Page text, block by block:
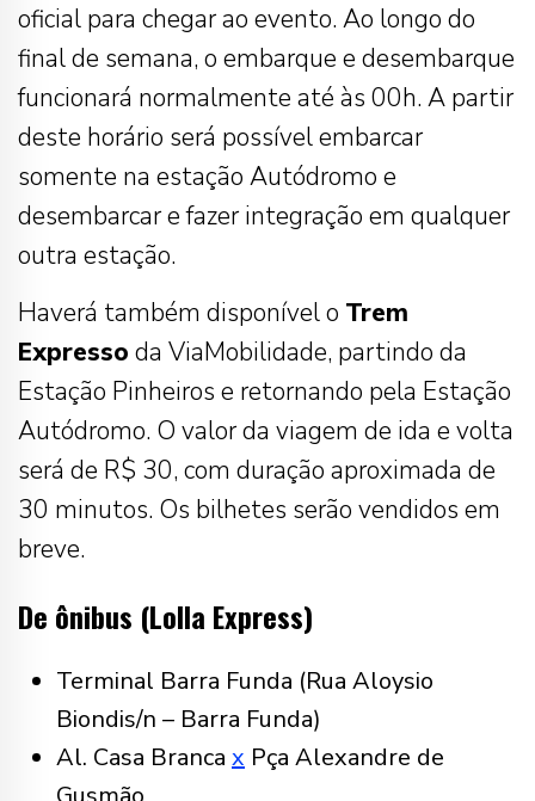
oficial para chegar ao evento. Ao longo do
final de semana, o embarque e desembarque
funcionará normalmente até às 00h. A partir
deste horário será possível embarcar
somente na estação Autódromo e
desembarcar e fazer integração em qualquer
outra estação.
Haverá também disponível o Trem
Expresso da ViaMobilidade, partindo da
Estação Pinheiros e retornando pela Estação
Autódromo. O valor da viagem de ida e volta
será de R$ 30, com duração aproximada de
30 minutos. Os bilhetes serão vendidos em
breve.
De ônibus (Lolla Express)
Terminal Barra Funda (Rua Aloysio
Biondis/n – Barra Funda)
Al. Casa Branca x Pça Alexandre de